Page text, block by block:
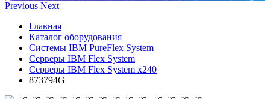
Previous Next
Главная
Каталог оборудования
Системы IBM PureFlex System
Серверы IBM Flex System
Серверы IBM Flex System x240
873794G